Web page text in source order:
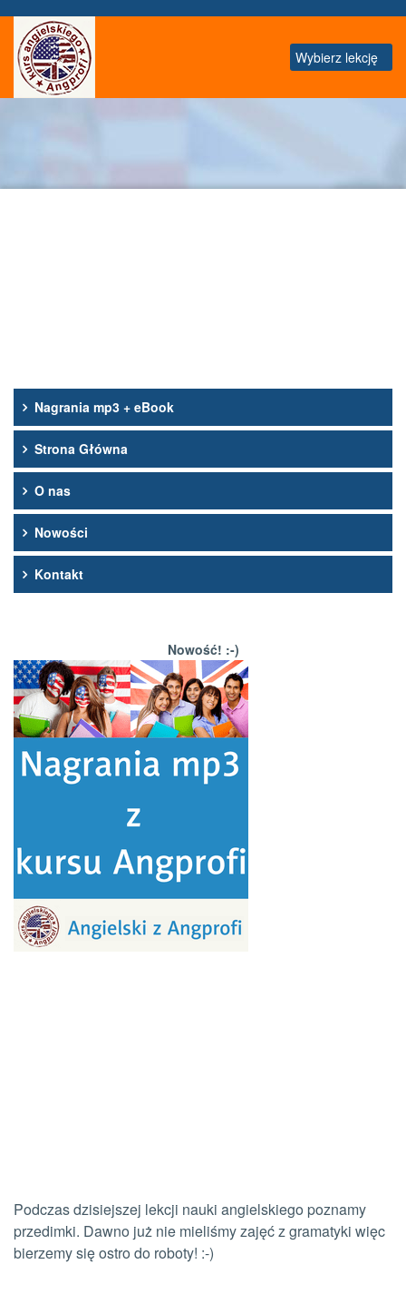
Nagrania mp3 + eBook
Strona Główna
O nas
Nowości
Kontakt
Nowość! :-)
Podczas dzisiejszej lekcji nauki angielskiego poznamy
przedimki. Dawno już nie mieliśmy zajęć z gramatyki więc
bierzemy się ostro do roboty! :-)